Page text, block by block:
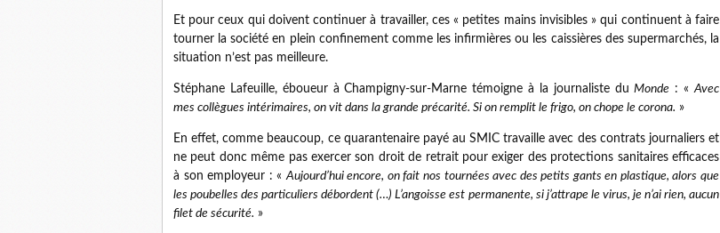
Et pour ceux qui doivent continuer à travailler, ces « petites mains invisibles » qui continuent à faire
tourner la société en plein confinement comme les infirmières ou les caissières des supermarchés, la
situation n’est pas meilleure.
Stéphane Lafeuille, éboueur à Champigny-sur-Marne témoigne à la journaliste duMonde : «Avec
mes collègues intérimaires, on vit dans la grande précarité. Si on remplit le frigo, on chope le corona. »
En effet, comme beaucoup, ce quarantenaire payé au SMIC travaille avec des contrats journaliers et
ne peut donc même pas exercer son droit de retrait pour exiger des protections sanitaires efficaces
à son employeur : «Aujourd’hui encore, on fait nos tournées avec des petits gants en plastique, alors que
les poubelles des particuliers débordent (…) L’angoisse est permanente, si j’attrape le virus, je n’ai rien, aucun
filet de sécurité. »